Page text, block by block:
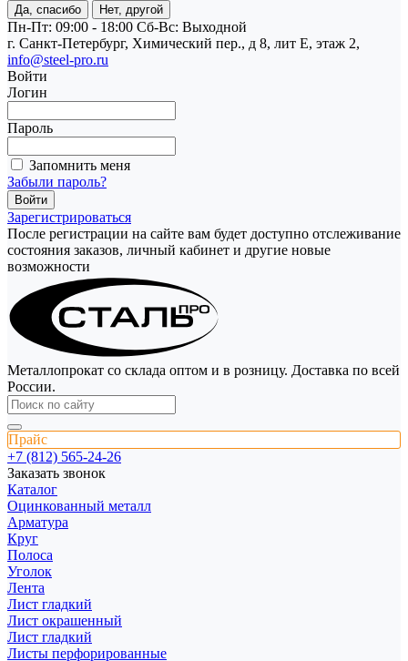
Да, спасибо Нет, другой
Пн-Пт: 09:00 - 18:00 Cб-Вс: Выходной
г. Санкт-Петербург, Химический пер., д 8, лит Е, этаж 2,
info@steel-pro.ru
Войти
Логин
Пароль
Запомнить меня
Забыли пароль?
Зарегистрироваться
После регистрации на сайте вам будет доступно отслеживание
состояния заказов, личный кабинет и другие новые
возможности
Металлопрокат со склада оптом и в розницу. Доставка по всей
России.
Прайс
+7 (812) 565-24-26
Заказать звонок
Каталог
Оцинкованный металл
Арматура
Круг
Полоса
Уголок
Лента
Лист гладкий
Лист окрашенный
Лист гладкий
Листы перфорированные